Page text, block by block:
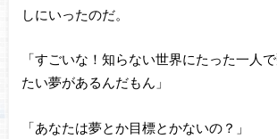
しにいったのだ。
「すごいな！知らない世界にたった一人
たい夢があるんだもん」
「あなたは夢とか目標とかないの？」